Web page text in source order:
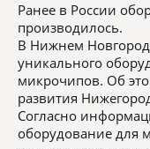
Ранее в России
производилось.
В Нижнем
уникального
микрочипов. Об
развития
Согласно
оборудование для